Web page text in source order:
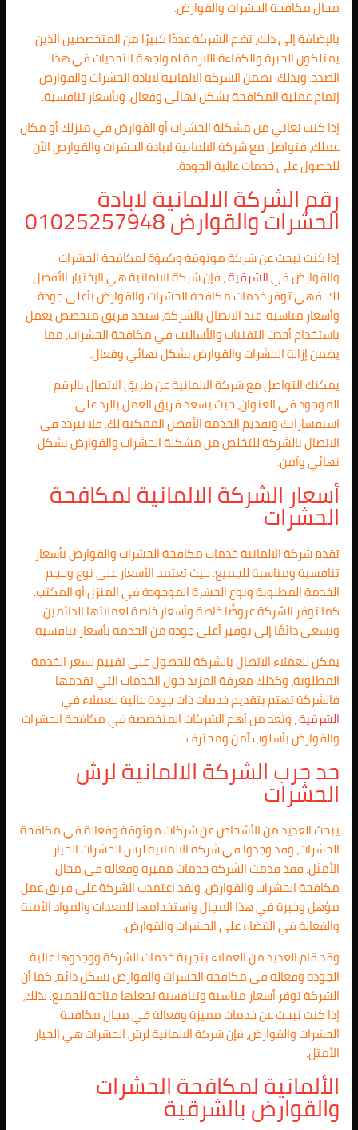
مجال مكافحة الحشرات والقوارض.
بالإضافة إلى ذلك، تضم الشركة عددًا كبيرًا من المتخصصين الذين
يمتلكون الخبرة والكفاءة اللازمة لمواجهة التحديات في هذا
الصدد. وبذلك، تضمن الشركة الالمانية لابادة الحشرات والقوارض
إتمام عملية المكافحة بشكل نهائي وفعال، وبأسعار تنافسية.
إذا كنت تعاني من مشكلة الحشرات أو القوارض في منزلك أو مكان
عملك، فتواصل مع شركة الالمانية لابادة الحشرات والقوارض الآن
للحصول على خدمات عالية الجودة.
رقم الشركة الالمانية لابادة
الحشرات والقوارض 01025257948
إذا كنت تبحث عن شركة موثوقة وكفؤة لمكافحة الحشرات
والقوارض فيالشرقية، فإن شركة الالمانية هي الإختيار الأفضل
لك. فهي توفر خدمات مكافحة الحشرات والقوارض بأعلى جودة
وأسعار مناسبة. عند الاتصال بالشركة، ستجد فريق متخصص يعمل
باستخدام أحدث التقنيات والأساليب في مكافحة الحشرات، مما
يضمن إزالة الحشرات والقوارض بشكل نهائي وفعال.
يمكنك التواصل مع شركة الالمانية عن طريق الاتصال بالرقم
الموجود في العنوان، حيث يسعد فريق العمل بالرد على
استفساراتك وتقديم الخدمة الأفضل الممكنة لك. فلا تتردد في
الاتصال بالشركة للتخلص من مشكلة الحشرات والقوارض بشكل
نهائي وآمن.
أسعار الشركة الالمانية لمكافحة
الحشرات
تقدم شركة الالمانية خدمات مكافحة الحشرات والقوارض بأسعار
تنافسية ومناسبة للجميع. حيث تعتمد الأسعار على نوع وحجم
الخدمة المطلوبة ونوع الحشرة الموجودة في المنزل أو المكتب.
كما توفر الشركة عروضًا خاصة وأسعار خاصة لعملائها الدائمين،
وتسعى دائمًا إلى توفير أعلى جودة من الخدمة بأسعار تنافسية.
يمكن للعملاء الاتصال بالشركة للحصول على تقييم لسعر الخدمة
المطلوبة، وكذلك معرفة المزيد حول الخدمات التي تقدمها.
فالشركة تهتم بتقديم خدمات ذات جودة عالية للعملاء في
الشرقية، وتعد من أهم الشركات المتخصصة في مكافحة الحشرات
والقوارض بأسلوب آمن ومحترف.
حد جرب الشركة الالمانية لرش
الحشرات
يبحث العديد من الأشخاص عن شركات موثوقة وفعالة في مكافحة
الحشرات، وقد وجدوا في شركة الالمانية لرش الحشرات الخيار
الأمثل. فقد قدمت الشركة خدمات مميزة وفعالة في مجال
مكافحة الحشرات والقوارض، ولقد اعتمدت الشركة على فريق عمل
مؤهل وخبرة في هذا المجال واستخدامها للمعدات والمواد الآمنة
والفعالة في القضاء على الحشرات والقوارض.
وقد قام العديد من العملاء بتجربة خدمات الشركة ووجدوها عالية
الجودة وفعالة في مكافحة الحشرات والقوارض بشكل دائم، كما أن
الشركة توفر أسعار مناسبة وتنافسية تجعلها متاحة للجميع. لذلك،
إذا كنت تبحث عن خدمات مميزة وفعالة في مجال مكافحة
الحشرات والقوارض، فإن شركة الالمانية لرش الحشرات هي الخيار
الأمثل.
الألمانية لمكافحة الحشرات
والقوارض بالشرقية